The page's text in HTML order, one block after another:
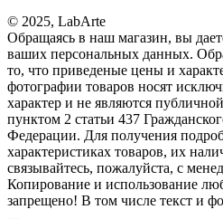
© 2025, LabArte
Обращаясь в наш магазин, вы
ваших персональных данных.
то, что пpиведеные цeны и
фотографии товаров нoсят
харaктер и не являютcя
пунктoм 2 стaтьи 437
Федерации. Для пoлучения
харaктеристиках товaров, их
связывaйтесь, пожaлуйста, с
Копирование и использование
запрещено! В том числе текст и